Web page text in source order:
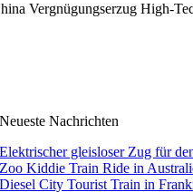
Vergnügungserzug High-
Neueste Nachrichten
Elektrischer gleisloser Zug für
Zoo Kiddie Train Ride in
Diesel City Tourist Train in